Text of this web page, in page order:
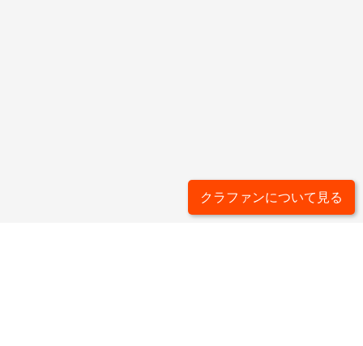
クラファンについて見る